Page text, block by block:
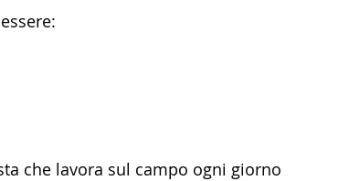
che lavora sul campo ogni giorno